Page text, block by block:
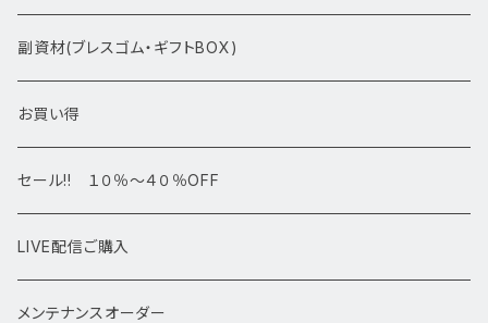
アマビエシリーズ
デザインブレス
高級・高品質ブレスレット
サイズ
13㎜以上
浄化さざれ石
ポイント・タワー・タンブル
スフィア 丸玉
置物
原石・クラスター
副資材(ブレスゴム・ギフトBOX)
お買い得
セール!! １０％～４０％OFF
LIVE配信ご購入
メンテナンスオーダー